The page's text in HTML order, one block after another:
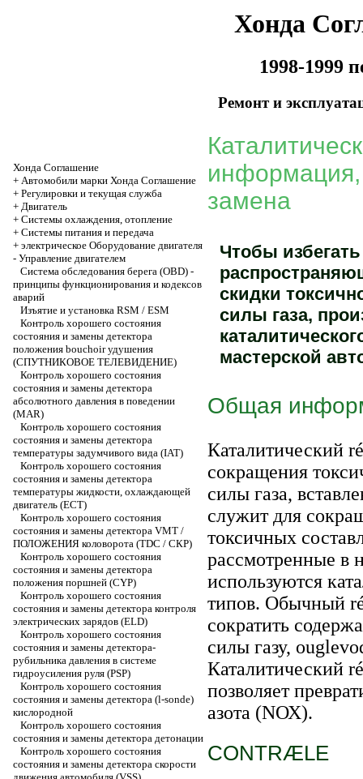
Хонда
1998-1999
Ремонт и
Хонда Соглашение
+ Автомобили марки Хонда Соглашение
+ Регулировки и текущая служба
+ Двигатель
+ Системы охлаждения, отопление
+ Системы питания и передача
+ электрическое Оборудование двигателя
- Управление двигателем
Система обследования берега (OBD) -
принципы функционирования и кодексов
аварий
Изъятие и установка RSM / ESM
Контроль хорошего состояния
состояния и замены детектора
положения bouchoir удушения
(СПУТНИКОВОЕ ТЕЛЕВИДЕНИЕ)
Контроль хорошего состояния
состояния и замены детектора
абсолютного давления в поведении
(MAR)
Контроль хорошего состояния
состояния и замены детектора
температуры задумчивого вида (IAT)
Контроль хорошего состояния
состояния и замены детектора
температуры жидкости, охлаждающей
двигатель (ЕСТ)
Контроль хорошего состояния
состояния и замены детектора VMT /
ПОЛОЖЕНИЯ коловорота (TDC / СКР)
Контроль хорошего состояния
состояния и замены детектора
положения поршней (CYP)
Контроль хорошего состояния
состояния и замены детектора контроля
электрических зарядов (ELD)
Контроль хорошего состояния
состояния и замены детектора-
рубильника давления в системе
гидроусиления руля (PSP)
Контроль хорошего состояния
состояния и замены детектора (l-sonde)
кислородной
Контроль хорошего состояния
состояния и замены детектора детонации
Контроль хорошего состояния
состояния и замены детектора скорости
информация,
замена
Чтобы
скидки
силы газа,
мастерской
Общая
Каталитический
сокращения
силы газа,
служит для
токсичных
рассмотренные в
используются
типов. Обычный
сократить
силы газу,
Каталитический
позволяет
азота (NОХ).
CONTRÆLE